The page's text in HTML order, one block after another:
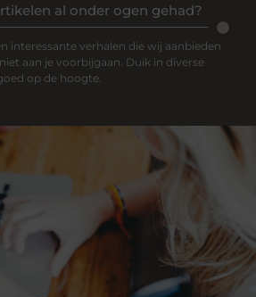
al onder ogen gehad?
interessante verhalen die wij aanbieden
aan je voorbijgaan. Duik in diverse
op de hoogte.